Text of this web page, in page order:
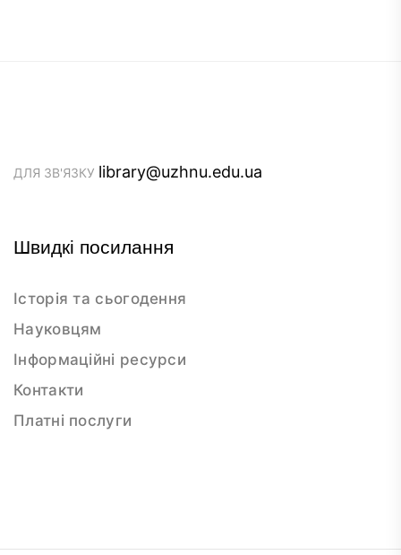
ДЛЯ ЗВ'ЯЗКУ library@uzhnu.edu.ua
Швидкі посилання
Історія та сьогодення
Науковцям
Інформаційні ресурси
Контакти
Платні послуги